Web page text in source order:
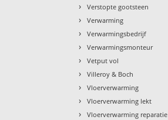
› Verstopte gootsteen
› Verwarming
› Verwarmingsbedrijf
› Verwarmingsmonteur
› Vetput vol
› Villeroy & Boch
› Vloerverwarming
› Vloerverwarming lekt
› Vloerverwarming reparatie